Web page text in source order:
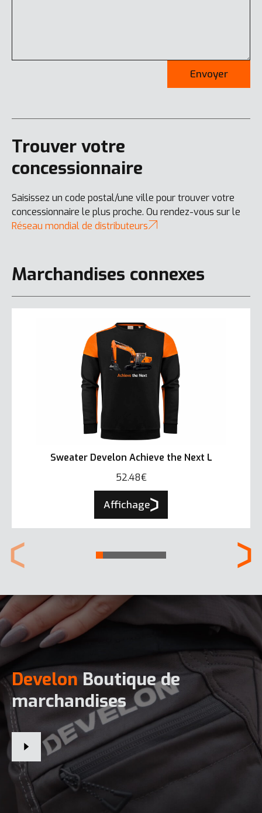
Envoyer
Trouver votre
concessionnaire
Saisissez un code postal/une ville pour trouver votre
concessionnaire le plus proche. Ou rendez-vous sur le
Réseau mondial de distributeurs
Marchandises connexes
Sweater Develon Achieve the Next L
52.48€
Affichage
Develon Boutique de
marchandises